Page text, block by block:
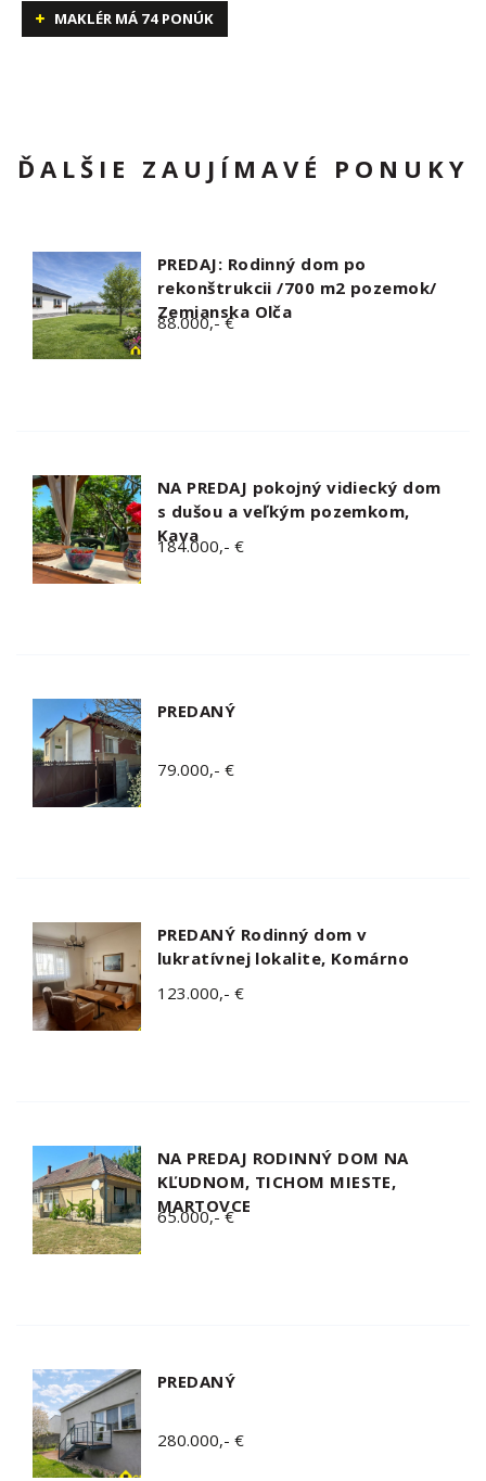
MAKLÉR MÁ 74 PONÚK
ĎALŠIE ZAUJÍMAVÉ PONUKY
PREDAJ: Rodinný dom po
rekonštrukcii /700 m2 pozemok/
Zemianska Olča
88.000,- €
NA PREDAJ pokojný vidiecký dom
s dušou a veľkým pozemkom,
Kava
184.000,- €
PREDANÝ
79.000,- €
PREDANÝ Rodinný dom v
lukratívnej lokalite, Komárno
123.000,- €
NA PREDAJ RODINNÝ DOM NA
KĽUDNOM, TICHOM MIESTE,
MARTOVCE
65.000,- €
PREDANÝ
280.000,- €